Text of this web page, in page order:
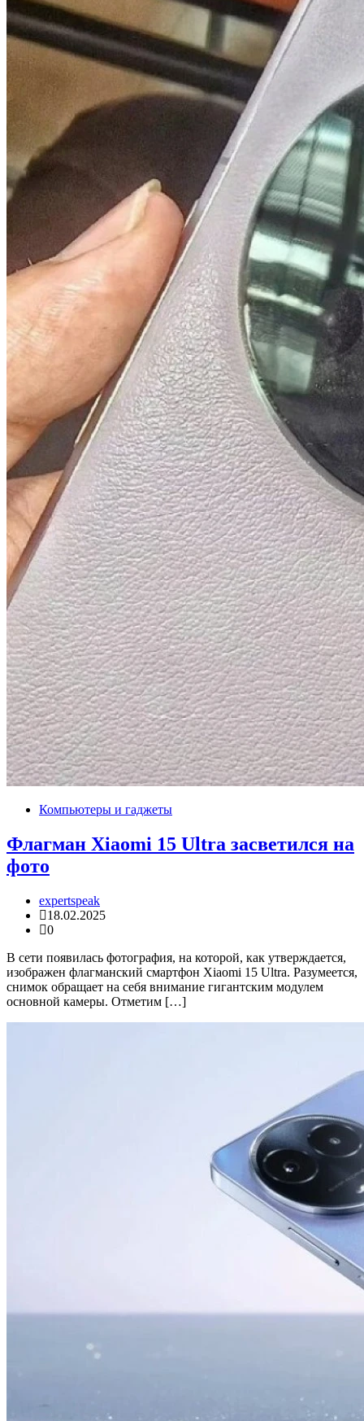
Компьютеры и гаджеты
Флагман Xiaomi 15 Ultra засветился на
фото
expertspeak
18.02.2025
0
В сети появилась фотография, на которой, как утверждается,
изображен флагманский смартфон Xiaomi 15 Ultra. Разумеется,
снимок обращает на себя внимание гигантским модулем
основной камеры. Отметим […]